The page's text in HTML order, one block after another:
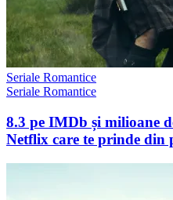
Seriale Romantice
Seriale Romantice
8.3 pe IMDb și milioane
Netflix care te prinde din